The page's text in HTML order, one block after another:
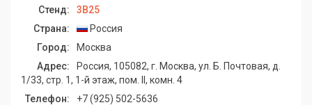
Стенд:
3B25
Страна:
Россия
Город:
Москва
Адрес:
Россия, 105082, г. Москва, ул. Б. Почтовая, д.
1/33, стр. 1, 1-й этаж, пом. II, комн. 4
Телефон:
+7 (925) 502-5636